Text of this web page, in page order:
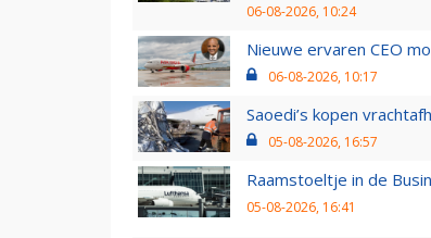
06-08-2026, 10:24
Nieuwe ervaren CEO
06-08-2026, 10:17
Saoedi’s kopen
05-08-2026, 16:57
Raamstoeltje in de
05-08-2026, 16:41